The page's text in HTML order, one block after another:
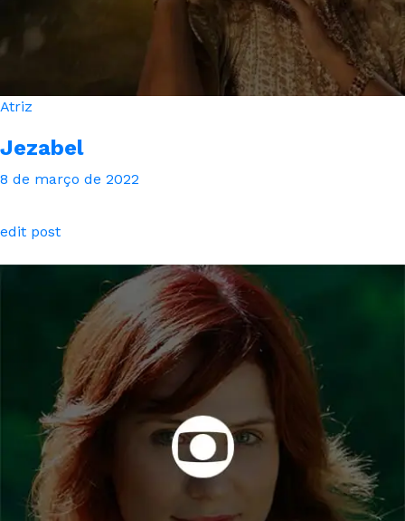
Atriz
Jezabel
8 de março de 2022
edit post